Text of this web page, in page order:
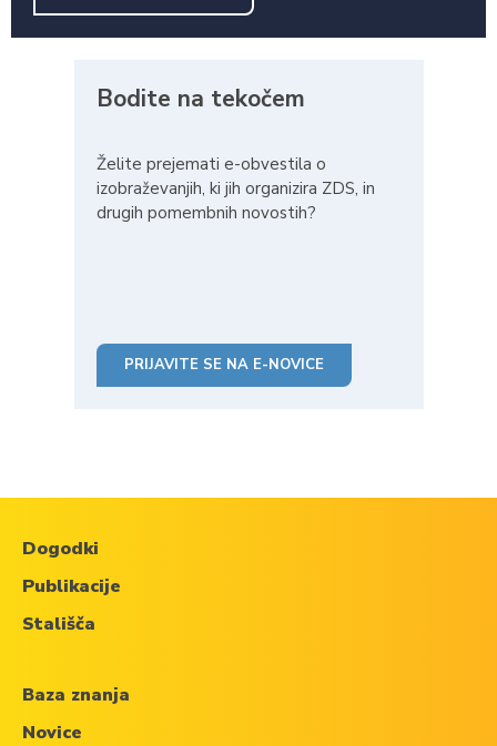
Bodite na tekočem
Želite prejemati e-obvestila o
izobraževanjih, ki jih organizira ZDS, in
drugih pomembnih novostih?
PRIJAVITE SE NA E-NOVICE
Dogodki
Publikacije
Stališča
Baza znanja
Novice